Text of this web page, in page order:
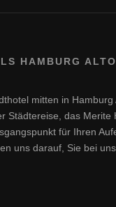
HAMBURG
mitten in Hamburg
Städtereise, das Merite
für Ihren
uns darauf, Sie bei